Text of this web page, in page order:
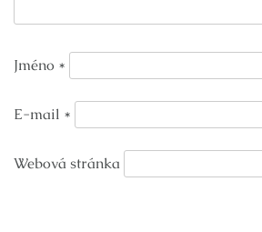
Jméno *
E-mail *
Webová stránka